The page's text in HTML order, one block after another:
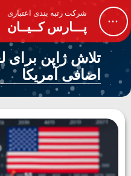
...
شرکت رتبه بندی اعتباری
پـــارس کــیــان
تلاش ژاپن برای
اضافی آمریکا